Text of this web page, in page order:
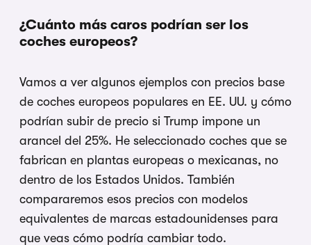
¿Cuánto más caros podrían ser los
coches europeos?
Vamos a ver algunos ejemplos con precios base
de coches europeos populares en EE. UU. y cómo
podrían subir de precio si Trump impone un
arancel del 25%. He seleccionado coches que se
fabrican en plantas europeas o mexicanas, no
dentro de los Estados Unidos. También
compararemos esos precios con modelos
equivalentes de marcas estadounidenses para
que veas cómo podría cambiar todo.